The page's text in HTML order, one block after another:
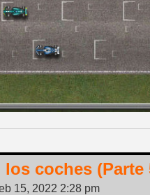
coches (Parte
15, 2022 2:28 pm